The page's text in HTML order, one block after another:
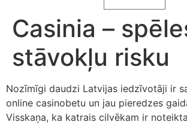
Casinia –
stāvokļu risku
Nozīmīgi daudzi Latvijas iedzīvotāji ir
online casinobetu un jau pieredzes
Visskaņa, ka katrais cilvēkam ir